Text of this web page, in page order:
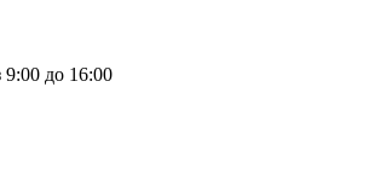
до 16:00